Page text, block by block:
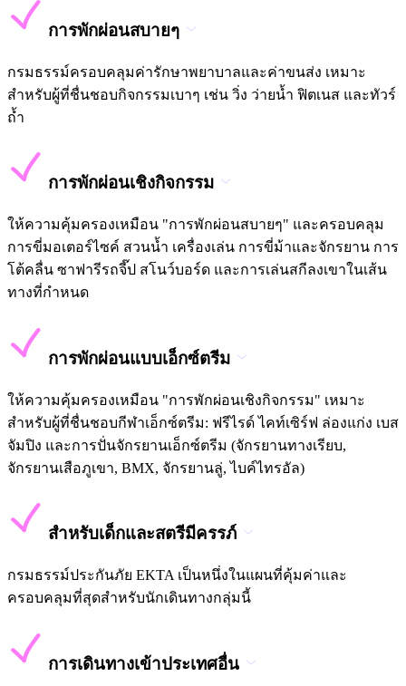
การพักผ่อนสบายๆ
กรมธรรม์ครอบคลุมค่ารักษาพยาบาลและค่าขนส่ง เหมาะ
สำหรับผู้ที่ชื่นชอบกิจกรรมเบาๆ เช่น วิ่ง ว่ายน้ำ ฟิตเนส และทัวร์
ถ้ำ
การพักผ่อนเชิงกิจกรรม
ให้ความคุ้มครองเหมือน "การพักผ่อนสบายๆ" และครอบคลุม
การขี่มอเตอร์ไซค์ สวนน้ำ เครื่องเล่น การขี่ม้าและจักรยาน การ
โต้คลื่น ซาฟารีรถจี๊ป สโนว์บอร์ด และการเล่นสกีลงเขาในเส้น
ทางที่กำหนด
การพักผ่อนแบบเอ็กซ์ตรีม
ให้ความคุ้มครองเหมือน "การพักผ่อนเชิงกิจกรรม" เหมาะ
สำหรับผู้ที่ชื่นชอบกีฬาเอ็กซ์ตรีม: ฟรีไรด์ ไคท์เซิร์ฟ ล่องแก่ง เบส
จัมปิง และการปั่นจักรยานเอ็กซ์ตรีม (จักรยานทางเรียบ,
จักรยานเสือภูเขา, BMX, จักรยานลู่, ไบค์ไทรอัล)
สำหรับเด็กและสตรีมีครรภ์
กรมธรรม์ประกันภัย EKTA เป็นหนึ่งในแผนที่คุ้มค่าและ
ครอบคลุมที่สุดสำหรับนักเดินทางกลุ่มนี้
การเดินทางเข้าประเทศอื่น